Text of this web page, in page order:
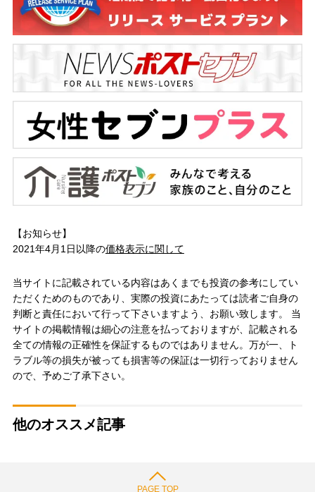
【お知らせ】
2021年4月1日以降の価格表示に関して
当サイトに記載されている内容はあくまでも投資の参考にしてい
ただくためのものであり、実際の投資にあたっては読者ご自身の
判断と責任において行って下さいますよう、お願い致します。 当
サイトの掲載情報は細心の注意を払っておりますが、記載される
全ての情報の正確性を保証するものではありません。万が一、ト
ラブル等の損失が被っても損害等の保証は一切行っておりません
ので、予めご了承下さい。
他のオススメ記事
PAGE TOP